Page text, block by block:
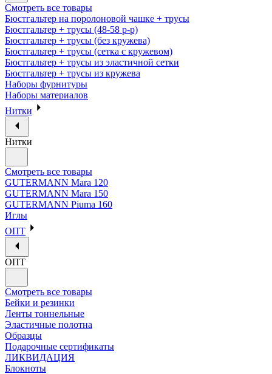
Смотреть все товары
Бюстгальтер на поролоновой чашке + трусы
Бюстгальтер + трусы (48-58 р-р)
Бюстгальтер + трусы (без кружева)
Бюстгальтер + трусы (сетка с кружевом)
Бюстгальтер + трусы из эластичной сетки
Бюстгальтер + трусы из кружева
Наборы фурнитуры
Наборы материалов
Нитки
Нитки
Смотреть все товары
GUTERMANN Mara 120
GUTERMANN Mara 150
GUTERMANN Piuma 160
Иглы
ОПТ
ОПТ
Смотреть все товары
Бейки и резинки
Ленты тоннельные
Эластичные полотна
Образцы
Подарочные сертификаты
ЛИКВИДАЦИЯ
Блокноты